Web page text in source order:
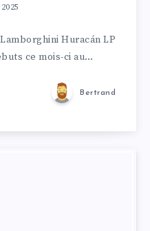
Huracán LP
ce mois-ci au…
Bertrand